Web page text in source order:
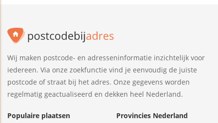
Wij maken postcode- en adresseninformatie inzichtelijk voor
iedereen. Via onze zoekfunctie vind je eenvoudig de juiste
postcode of straat bij het adres. Onze gegevens worden
regelmatig geactualiseerd en dekken heel Nederland.
Populaire plaatsen
Provincies Nederland